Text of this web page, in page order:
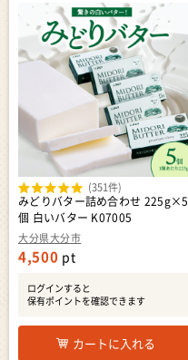
大分県大分市
みどりバター詰め合わせ 225g×5
個 白いバター K07005
(351件)
4,500 pt
ログインすると
保有ポイントを確認できます
カートに入れる